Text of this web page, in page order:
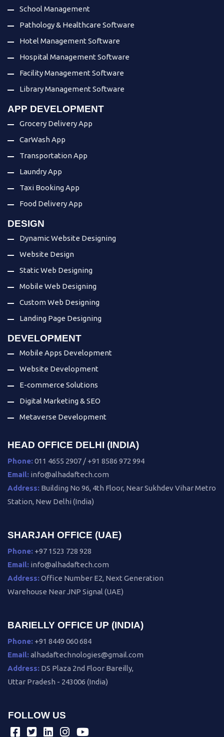
School Management
Pathology & Healthcare Software
Hotel Management Software
Hospital Management Software
Facility Management Software
Library Management Software
APP DEVELOPMENT
Grocery Delivery App
CarWash App
Transportation App
Laundry App
Taxi Booking App
Food Delivery App
DESIGN
Dynamic Website Designing
Website Design
Static Web Designing
Mobile Web Designing
Custom Web Designing
Landing Page Designing
DEVELOPMENT
Mobile Apps Development
Website Development
E-commerce Solutions
Digital Marketing & SEO
Metaverse Development
HEAD OFFICE DELHI (INDIA)
Phone:011 4655 2907 / +91 8586 972 994
Email: info@alhadaftech.com
Address: Building No 96, 4th Floor, Near Sukhdev Vihar Metro
Station, New Delhi (India)
SHARJAH OFFICE (UAE)
Phone: +97 1523 728 928
Email: info@alhadaftech.com
Address:Office Number E2, Next Generation
Warehouse Near JNP Signal (UAE)
BARIELLY OFFICE UP (INDIA)
Phone: +91 8449 060 684
Email:alhadaftechnologies@gmail.com
Address: DS Plaza 2nd Floor Bareilly,
Uttar Pradesh - 243006 (India)
FOLLOW US